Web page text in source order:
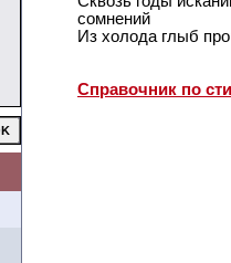
сомнений
Из холода глыб
Справочник по